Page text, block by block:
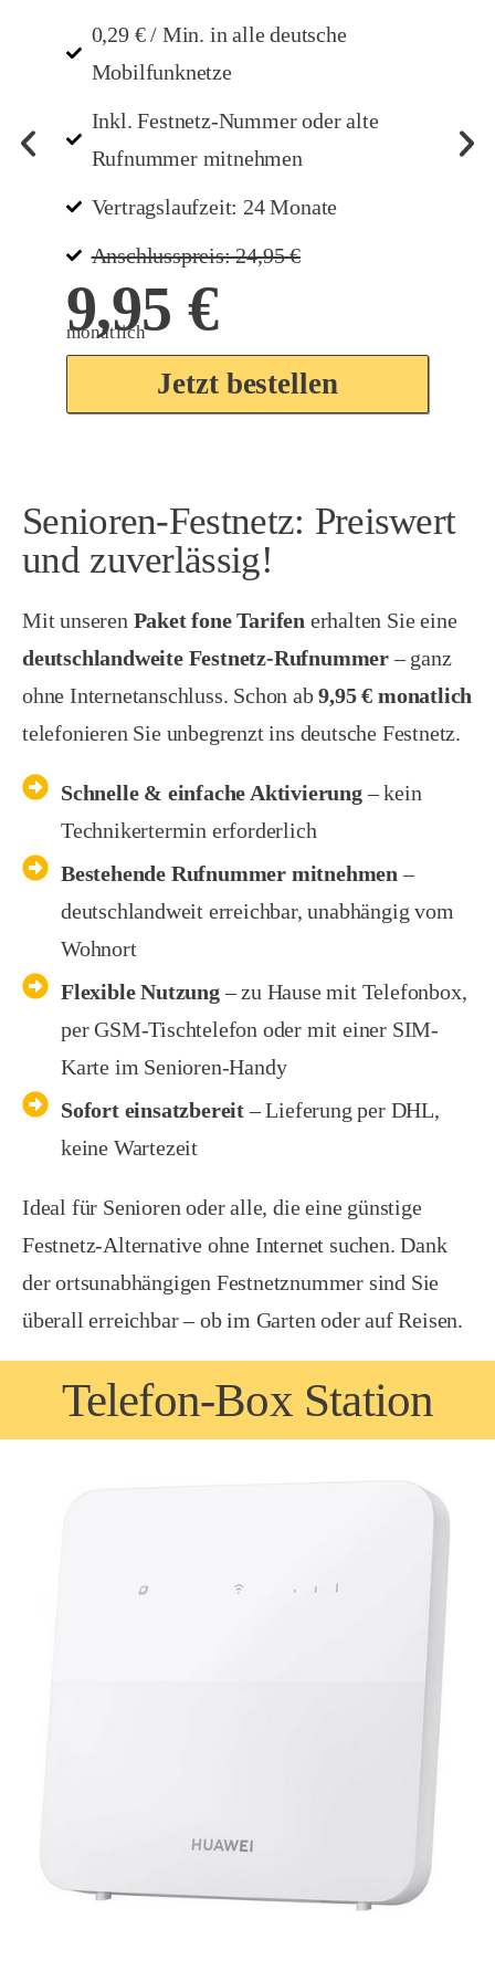
0,29 € / Min. in alle deutsche
Mobilfunknetze
Inkl. Festnetz-Nummer oder alte
Rufnummer mitnehmen
Vertragslaufzeit: 24 Monate
Anschlusspreis: 24,95 €
9,95 €
monatlich
Jetzt bestellen
Senioren-Festnetz: Preiswert
und zuverlässig!
Mit unseren Paket fone Tarifen erhalten Sie eine
deutschlandweite Festnetz-Rufnummer– ganz
ohne Internetanschluss. Schon ab9,95 € monatlich
telefonieren Sie unbegrenzt ins deutsche Festnetz.
Schnelle & einfache Aktivierung– kein
Technikertermin erforderlich
Bestehende Rufnummer mitnehmen–
deutschlandweit erreichbar, unabhängig vom
Wohnort
Flexible Nutzung– zu Hause mit Telefonbox,
per GSM-Tischtelefon oder mit einer SIM-
Karte im Senioren-Handy
Sofort einsatzbereit– Lieferung per DHL,
keine Wartezeit
Ideal für Senioren oder alle, die eine günstige
Festnetz-Alternative ohne Internet suchen. Dank
der ortsunabhängigen Festnetznummer sind Sie
überall erreichbar – ob im Garten oder auf Reisen.
Telefon-Box Station